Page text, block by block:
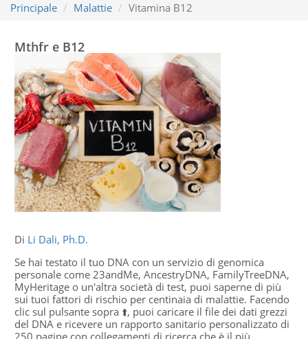
Principale Malattie Vitamina B12
Mthfr e B12
Di Li Dali, Ph.D.
Se hai testato il tuo DNA con un servizio di genomica
personale come 23andMe, AncestryDNA, FamilyTreeDNA,
MyHeritage o un'altra società di test, puoi saperne di più
sui tuoi fattori di rischio per centinaia di malattie. Facendo
clic sul pulsante sopra ⬆️, puoi caricare il file dei dati grezzi
del DNA e ricevere un rapporto sanitario personalizzato di